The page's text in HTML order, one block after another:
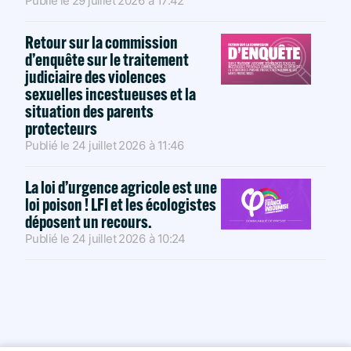
Retour sur la commission
d’enquête sur le traitement
judiciaire des violences
sexuelles incestueuses et la
situation des parents
protecteurs
Publié le 24 juillet 2026 à 11:46
La loi d’urgence agricole est une
loi poison ! LFI et les écologistes
déposent un recours.
Publié le 24 juillet 2026 à 10:24